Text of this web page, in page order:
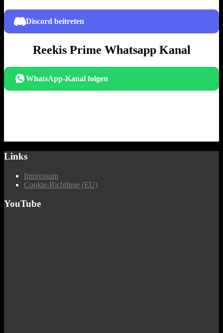
Discord beitreten
Reekis Prime Whatsapp Kanal
WhatsApp-Kanal folgen
Links
Impressum
Cookie-Richtlinie (EU)
YouTube